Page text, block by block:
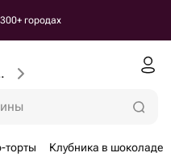
городах
доставки
торты Клубника в шоколаде